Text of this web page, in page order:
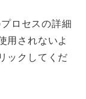
ロセスの詳細
用されないよ
ックしてくだ